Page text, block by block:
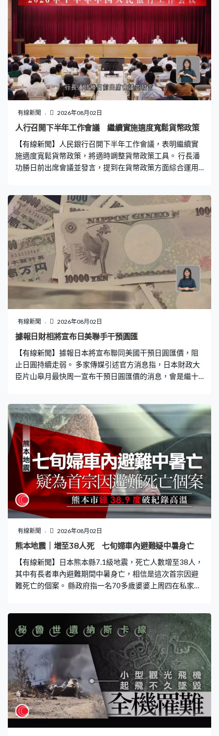
在加那利群島興建全球首個八爪魚養殖場，兩年後向政府
出申請，要求提交更詳細的環境評估方案。 經過長達五年
的法律程序，這間跨國企業稱基於商業和監管原因，決定
撤回申請八爪魚養殖場計劃，但不排除將來在其他地區重
推項目。 有動物保護團體形容煞停計劃是重大勝利，認為
八爪魚是聰明和習慣獨居的海洋生物，不適合人工養殖，
在密集養殖環境下容易引發自殘甚至同類相殘的行為。商
業養殖亦衍生道德問題，多項研究證明八爪魚是有感知的
動物，能感受痛楚，美國華盛頓州與加州已立法禁止養殖
八爪魚，墨西哥和智利等亦提出類似法案。
有線新聞 2026年08月02日
人行召開下半年工作會議 繼續實施適度寬鬆貨幣政策
【有線新聞】人民銀行召開下半年工作會議，表明繼續實
施適度寬鬆貨幣政策，將適時調整貨幣政策工具。 行長潘
功勝日前出席會議並發言，提到在貨幣政策方面綜合運用
金融服務質效，增加科技創新和技術改造再貸款，要高質
量建設債券市場「科技板」，穩妥實施科創與民企債券風
險分擔工具，亦要及時謀劃出台務實管用的增量政策，還
有支持上海、香港國際金融中心建設，鞏固香港離岸人民
幣業務樞紐地位。
有線新聞 2026年08月02日
據報日財相將宣布日美聯手干預圓匯
【有線新聞】據報日本將宣布聯同美國干預日圓匯價，阻
止日圓持續走弱。 多家傳媒引述官方消息指，日本財政大
臣片山皋月最快周一宣布干預日圓匯價的消息，會是繼十
「買入日圓債券」。日本央行行長植田和男上周表示可能
推進加息步伐，一度令圓匯轉強。
有線新聞 2026年08月02日
熊本地震｜增至38人死 七旬婦車內避難疑中暑身亡
【有線新聞】日本熊本縣7.1級地震，死亡人數增至38人，
其中有長者車內避難期間中暑身亡，相信是這次首宗因避
難死亡的個案。 縣政府指一名70多歲婆婆上周四在私家車
暑，熊本市氣溫錄得破紀錄38.9度，預測酷熱天氣持續困
擾當地，避難中心正加快設置降溫設備。 地震亦造成逾
3,800棟建築物受損，仍有7萬多戶停水，當局增加食水供
應。